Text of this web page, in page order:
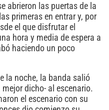
abrieron las puertas de la
primeras en entrar y, por
el que disfrutar el
hora y media de espera a
haciendo un poco
la noche, la banda salió
dicho- al escenario.
el escenario con su